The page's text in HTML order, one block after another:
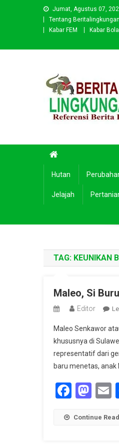
Jumat, Agustus 07,
Tentang
Kabar FEM
Kabar Bola
Hutan
Jelajah
TAG: KEUNIKAN
Maleo, Si
Editor
Maleo Senkawor
khususnya di
representatif dari
baru menetas, anak
Continue